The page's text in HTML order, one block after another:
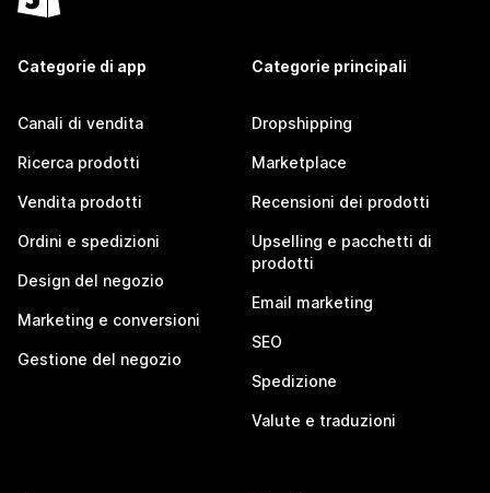
Categorie di app
Canali di vendita
Ricerca prodotti
Vendita prodotti
Ordini e spedizioni
Design del negozio
Marketing e conversioni
Gestione del negozio
Categorie principali
Dropshipping
Marketplace
Recensioni dei prodotti
Upselling e pacchetti di
prodotti
Email marketing
SEO
Spedizione
Valute e traduzioni